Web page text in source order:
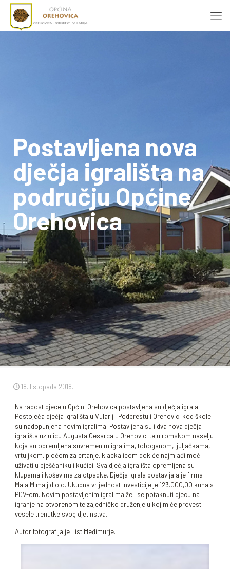
Postavljena nova
dječja igrališta na
području Općine
Orehovica
18. listopada 2018.
Na radost djece u Općini Orehovica postavljena su dječja igrala.
Postojeća dječja igrališta u Vulariji, Podbrestu i Orehovici kod škole
su nadopunjena novim igralima. Postavljena su i dva nova dječja
igrališta uz ulicu Augusta Cesarca u Orehovici te u romskom naselju
koja su opremljena suvremenim igralima, toboganom, ljuljačkama,
vrtuljkom, pločom za crtanje, klackalicom dok će najmlađi moći
uživati u pješćaniku i kućici. Sva dječja igrališta opremljena su
klupama i koševima za otpadke. Dječja igrala postavljala je firma
Mala Mima j.d.o.o. Ukupna vrijednost investicije je 123.000,00 kuna s
PDV-om. Novim postavljenim igralima želi se potaknuti djecu na
igranje na otvorenom te zajedničko druženje u kojim će provesti
vesele trenutke svog djetinstva.
Autor fotografija je List Međimurje.